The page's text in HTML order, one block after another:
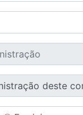
deste